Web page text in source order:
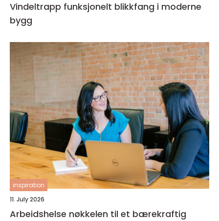
Vindeltrapp funksjonelt blikkfang i moderne
bygg
inspiration
11. July 2026
Arbeidshelse nøkkelen til et bærekraftig